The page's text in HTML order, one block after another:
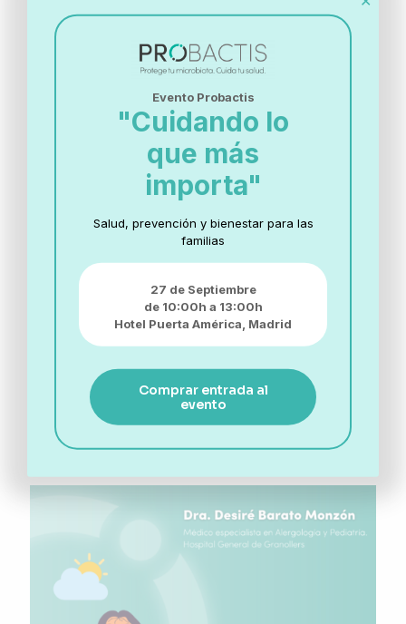
Share
Related posts
Dieta baja en histamina: consejos prácticos para el
Leer más
Evento Probactis
"Cuidando lo
que más
importa"
Salud, prevención y bienestar para las
familias
27 de Septiembre
de 10:00h a 13:00h
Hotel Puerta América, Madrid
Comprar entrada al
evento